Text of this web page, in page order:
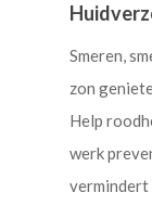
Smeren,
zon
Help
werk
vermindert